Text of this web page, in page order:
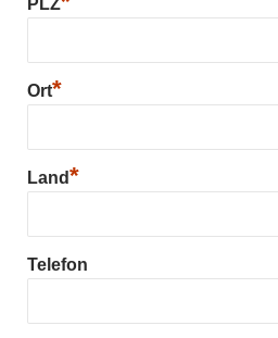
Ort*
Land*
Telefon